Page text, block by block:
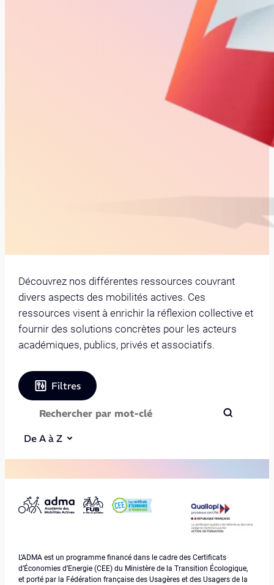
Découvrez nos différentes ressources couvrant
divers aspects des mobilités actives. Ces
ressources visent à enrichir la réflexion collective et
fournir des solutions concrètes pour les acteurs
académiques, publics, privés et associatifs.
Filtres
De A à Z
L’ADMA est un programme financé dans le cadre des Certificats
d’Économies d’Energie (CEE) du Ministère de la Transition Écologique,
et porté par la Fédération française des Usagères et des Usagers de la